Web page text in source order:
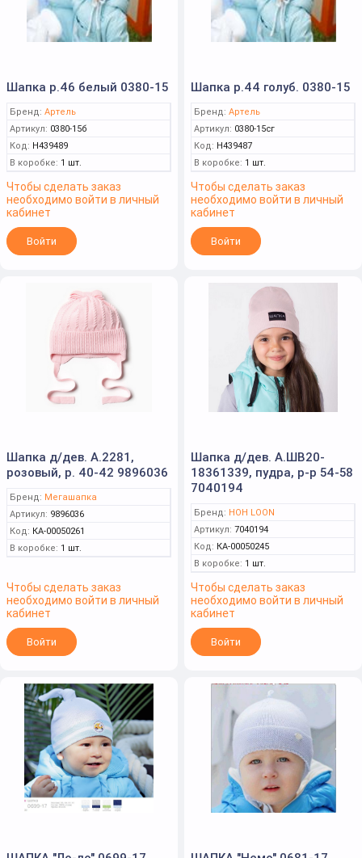
Шапка р.46 белый 0380-15
Бренд: Артель
Артикул: 0380-15б
Код: Н439489
В коробке: 1 шт.
Чтобы сделать заказ
необходимо войти в личный
кабинет
Войти
Шапка р.44 голуб. 0380-15
Бренд: Артель
Артикул: 0380-15сг
Код: Н439487
В коробке: 1 шт.
Чтобы сделать заказ
необходимо войти в личный
кабинет
Войти
Шапка д/дев. А.2281,
розовый, р. 40-42 9896036
Бренд: Мегашапка
Артикул: 9896036
Код: КА-00050261
В коробке: 1 шт.
Чтобы сделать заказ
необходимо войти в личный
кабинет
Войти
Шапка д/дев. А.ШВ20-
18361339, пудра, р-р 54-58
7040194
Бренд: HOH LOON
Артикул: 7040194
Код: КА-00050245
В коробке: 1 шт.
Чтобы сделать заказ
необходимо войти в личный
кабинет
Войти